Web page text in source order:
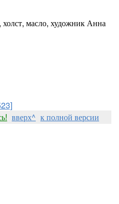
масло, художник Анна
вверх^ к полной версии